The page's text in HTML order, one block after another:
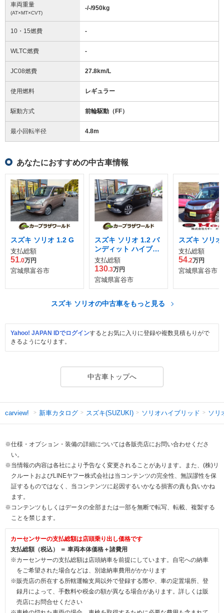
車両重量
(AT×MT×CVT)
-/-/950kg
10・15燃費 -
WLTC燃費 -
JC08燃費 27.8km/L
使用燃料 レギュラー
駆動方式 前輪駆動（FF）
最小回転半径 4.8m
あなたにおすすめの中古車情報
スズキ ソリオ 1.2 G
支払総額
51.0万円
宮城県富谷市
スズキ ソリオ 1.2 バ
ンディット ハイブリ
ッド MV
支払総額
130.3万円
宮城県富谷市
スズキ ソリ
支払総額
54.2万円
宮城県富谷市
スズキ ソリオの中古車をもっと見る
Yahoo! JAPAN IDでログインするとお気に入りに登録や複数見積もりがで
きるようになります。
中古車トップへ
carview! 新車カタログ スズキ(SUZUKI) ソリオハイブリッド ソリ
※仕様・オプション・装備の詳細については各販売店にお問い合わせくださ
い。
※当情報の内容は各社により予告なく変更されることがあります。また、(株)リ
クルートおよびLINEヤフー株式会社は当コンテンツの完全性、無誤謬性を保
証するものではなく、当コンテンツに起因するいかなる損害の責も負いかね
ます。
※コンテンツもしくはデータの全部または一部を無断で転写、転載、複製する
ことを禁じます。
カーセンサーの支払総額は店頭乗り出し価格です
支払総額（税込） ＝ 車両本体価格＋諸費用
※カーセンサーの支払総額は店頭納車を前提にしています。自宅への納車
をご希望された場合などは、別途納車費用がかかります
※販売店の所在する所轄運輸支局以外で登録する際や、車の定置場所、登
録月によって、手数料や税金の額が異なる場合があります。詳しくは販
売店にお問合せください